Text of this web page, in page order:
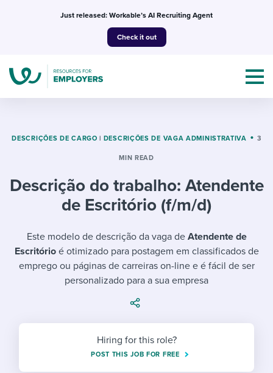
Just released: Workable’s AI Recruiting Agent
Check it out
Mobilizing AI in my work
Evaluating candidates
Working together with others
Developing & retaining people
Templates & Guides
I WANT...
Job description templates
Interview question templates
Onboarding checklists
I WANT TO LEARN ABOUT...
Applying for a job
Pay & benefits
Attend webinars & events
Workable customer stories
Explore Workable
DESCRIÇÕES DE CARGO | DESCRIÇÕES DE VAGA ADMINISTRATIVA 3
MIN READ
Descrição do trabalho: Atendente
de Escritório (f/m/d)
Este modelo de descrição da vaga de Atendente de
Escritórioé otimizado para postagem em classificados de
emprego ou páginas de carreiras on-line e é fácil de ser
personalizado para a sua empresa
Hiring for this role?
POST THIS JOB FOR FREE